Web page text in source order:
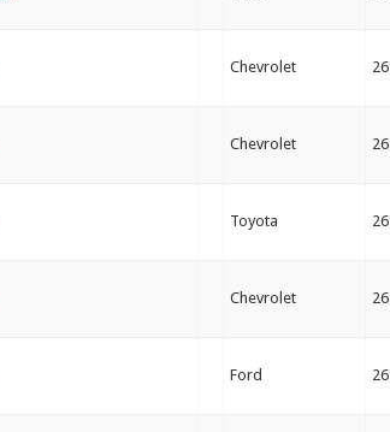
Chevrolet
Chevrolet
Toyota
Chevrolet
Ford